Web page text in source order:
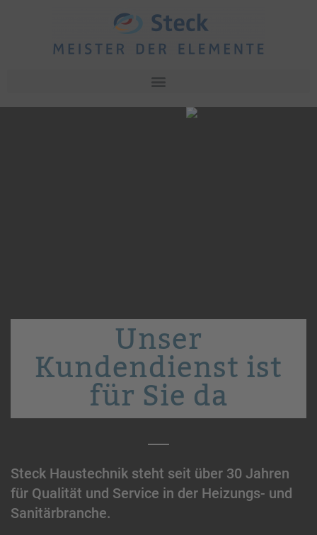
Unser
Kundendienst ist
für Sie da
Steck Haustechnik steht seit über 30 Jahren
für Qualität und Service in der Heizungs- und
Sanitärbranche.